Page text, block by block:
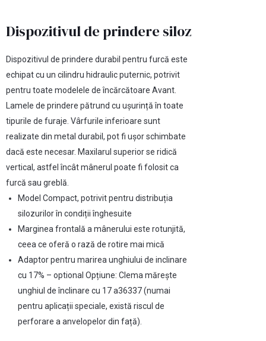
Dispozitivul de prindere siloz
Dispozitivul de prindere durabil pentru furcă este
echipat cu un cilindru hidraulic puternic, potrivit
pentru toate modelele de încărcătoare Avant.
Lamele de prindere pătrund cu ușurință în toate
tipurile de furaje. Vârfurile inferioare sunt
realizate din metal durabil, pot fi ușor schimbate
dacă este necesar. Maxilarul superior se ridică
vertical, astfel încât mânerul poate fi folosit ca
furcă sau greblă.
Model Compact, potrivit pentru distribuția
silozurilor în condiții înghesuite
Marginea frontală a mânerului este rotunjită,
ceea ce oferă o rază de rotire mai mică
Adaptor pentru marirea unghiului de inclinare
cu 17% – optional Opțiune: Clema mărește
unghiul de înclinare cu 17 a36337 (numai
pentru aplicații speciale, există riscul de
perforare a anvelopelor din față).